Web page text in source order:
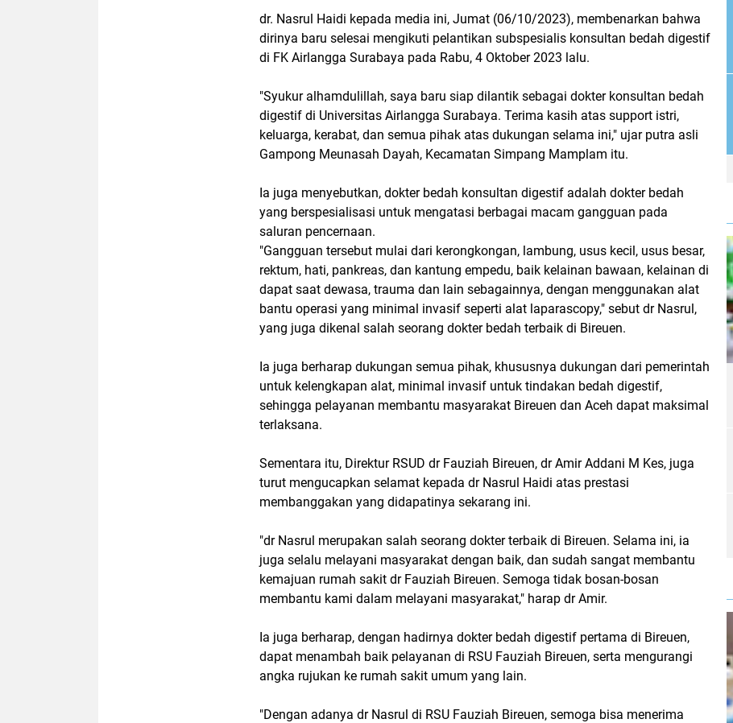
dr. Nasrul Haidi kepada media ini, Jumat (06/10/2023), membenarkan bahwa
dirinya baru selesai mengikuti pelantikan subspesialis konsultan bedah digestif
di FK Airlangga Surabaya pada Rabu, 4 Oktober 2023 lalu.
"Syukur alhamdulillah, saya baru siap dilantik sebagai dokter konsultan bedah
digestif di Universitas Airlangga Surabaya. Terima kasih atas support istri,
keluarga, kerabat, dan semua pihak atas dukungan selama ini," ujar putra asli
Gampong Meunasah Dayah, Kecamatan Simpang Mamplam itu.
Ia juga menyebutkan, dokter bedah konsultan digestif adalah dokter bedah
yang berspesialisasi untuk mengatasi berbagai macam gangguan pada
saluran pencernaan.
"Gangguan tersebut mulai dari kerongkongan, lambung, usus kecil, usus besar,
rektum, hati, pankreas, dan kantung empedu, baik kelainan bawaan, kelainan di
dapat saat dewasa, trauma dan lain sebagainnya, dengan menggunakan alat
bantu operasi yang minimal invasif seperti alat laparascopy," sebut dr Nasrul,
yang juga dikenal salah seorang dokter bedah terbaik di Bireuen.
Ia juga berharap dukungan semua pihak, khususnya dukungan dari pemerintah
untuk kelengkapan alat, minimal invasif untuk tindakan bedah digestif,
sehingga pelayanan membantu masyarakat Bireuen dan Aceh dapat maksimal
terlaksana.
Sementara itu, Direktur RSUD dr Fauziah Bireuen, dr Amir Addani M Kes, juga
turut mengucapkan selamat kepada dr Nasrul Haidi atas prestasi
membanggakan yang didapatinya sekarang ini.
"dr Nasrul merupakan salah seorang dokter terbaik di Bireuen. Selama ini, ia
juga selalu melayani masyarakat dengan baik, dan sudah sangat membantu
kemajuan rumah sakit dr Fauziah Bireuen. Semoga tidak bosan-bosan
membantu kami dalam melayani masyarakat," harap dr Amir.
Ia juga berharap, dengan hadirnya dokter bedah digestif pertama di Bireuen,
dapat menambah baik pelayanan di RSU Fauziah Bireuen, serta mengurangi
angka rujukan ke rumah sakit umum yang lain.
"Dengan adanya dr Nasrul di RSU Fauziah Bireuen, semoga bisa menerima